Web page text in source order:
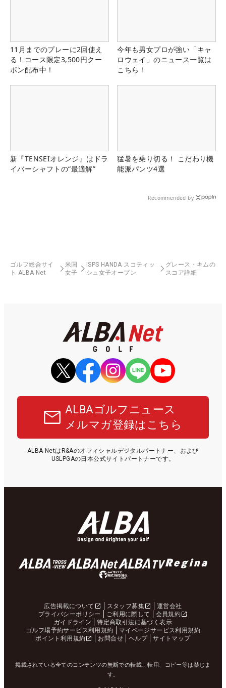
11月までのプレーに2回使え
る！コース限定3,500円クー
ポン配布中！
今年も男女プロが強い「キャ
ロウェイ」のニュース一覧は
こちら！
新『TENSEIオレンジ』はドラ
イバーシャフトの“最適解”
猛暑を乗り切る！ こだわり機
能派パンツ4選
Recommended by
ゴルフ総合サイ
ト ALBA Net
米国
女子
ISPS HANDA スコティッ
シュ女子オープン
グレース・キムの
スコア詳細
ALBAゴルフニュース
メルマガ登録はこちら
ALBA NetはR&Aのオフィシャルデジタルパートナー、および
USLPGAの日本公式サイトパートナーです。
広告掲載について スタッフ募集
運営会社
プライバシーポリシー
ご利用に際して
会員規約
ガイドライン
特定商取引法に基づく表示
ゴルフ場予約サービス利用規約
マイページサービス利用規約
ポイント利用規約
お問合せ ヘルプ サイトマップ
掲載されている全てのコンテンツの無断での転載、転用、コピー等は禁じま
す。